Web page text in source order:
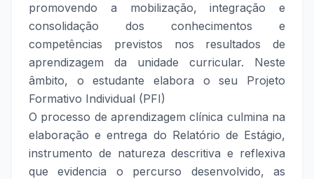
promovendo a mobilização, integração e
consolidação dos conhecimentos e
competências previstos nos resultados de
aprendizagem da unidade curricular. Neste
âmbito, o estudante elabora o seu Projeto
Formativo Individual (PFI)
O processo de aprendizagem clínica culmina na
elaboração e entrega do Relatório de Estágio,
instrumento de natureza descritiva e reflexiva
que evidencia o percurso desenvolvido, as